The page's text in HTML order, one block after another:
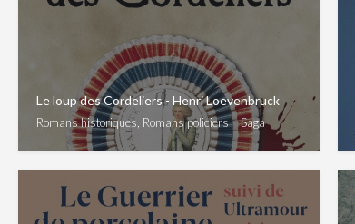
Le loup des Cordeliers - Henri Loevenbruck
Romans historiques, Romans policiers Saga